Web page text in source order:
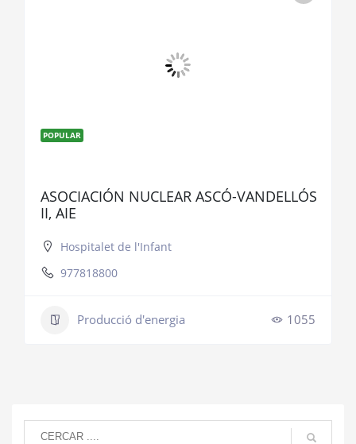
POPULAR
ASOCIACIÓN NUCLEAR ASCÓ-VANDELLÓS
II, AIE
Hospitalet de l'Infant
977818800
Producció d'energia 1055